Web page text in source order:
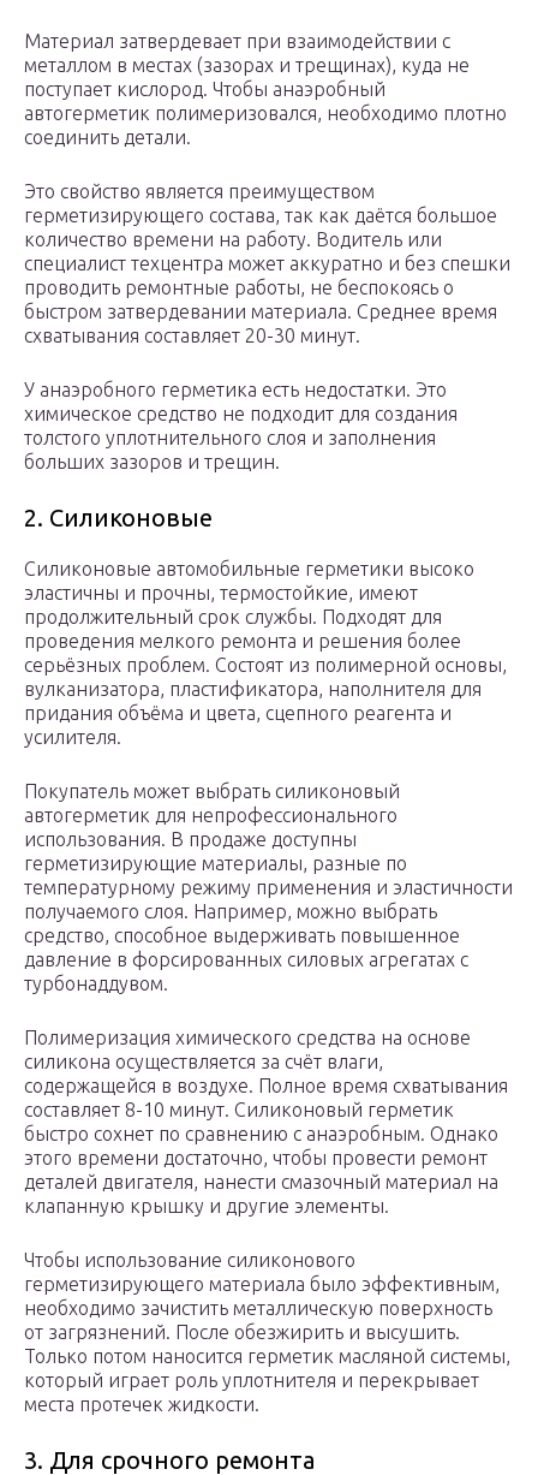
Материал затвердевает при взаимодействии с
металлом в местах (зазорах и трещинах), куда не
поступает кислород. Чтобы анаэробный
автогерметик полимеризовался, необходимо плотно
соединить детали.
Это свойство является преимуществом
герметизирующего состава, так как даётся большое
количество времени на работу. Водитель или
специалист техцентра может аккуратно и без спешки
проводить ремонтные работы, не беспокоясь о
быстром затвердевании материала. Среднее время
схватывания составляет 20-30 минут.
У анаэробного герметика есть недостатки. Это
химическое средство не подходит для создания
толстого уплотнительного слоя и заполнения
больших зазоров и трещин.
2. Силиконовые
Силиконовые автомобильные герметики высоко
эластичны и прочны, термостойкие, имеют
продолжительный срок службы. Подходят для
проведения мелкого ремонта и решения более
серьёзных проблем. Состоят из полимерной основы,
вулканизатора, пластификатора, наполнителя для
придания объёма и цвета, сцепного реагента и
усилителя.
Покупатель может выбрать силиконовый
автогерметик для непрофессионального
использования. В продаже доступны
герметизирующие материалы, разные по
температурному режиму применения и эластичности
получаемого слоя. Например, можно выбрать
средство, способное выдерживать повышенное
давление в форсированных силовых агрегатах с
турбонаддувом.
Полимеризация химического средства на основе
силикона осуществляется за счёт влаги,
содержащейся в воздухе. Полное время схватывания
составляет 8-10 минут. Силиконовый герметик
быстро сохнет по сравнению с анаэробным. Однако
этого времени достаточно, чтобы провести ремонт
деталей двигателя, нанести смазочный материал на
клапанную крышку и другие элементы.
Чтобы использование силиконового
герметизирующего материала было эффективным,
необходимо зачистить металлическую поверхность
от загрязнений. После обезжирить и высушить.
Только потом наносится герметик масляной системы,
который играет роль уплотнителя и перекрывает
места протечек жидкости.
3. Для срочного ремонта